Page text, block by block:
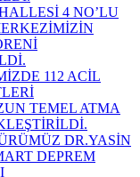
4 NO’LU
112 ACİL
TEMEL ATMA
DR.YASİN
DEPREM